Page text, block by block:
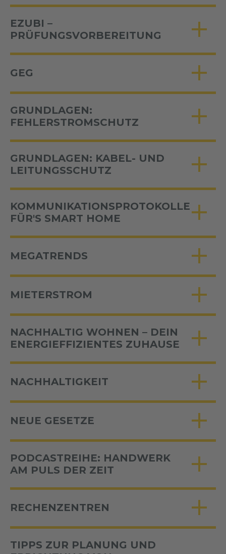
EZUBI –
PRÜFUNGSVORBEREITUNG
GEG
GRUNDLAGEN:
FEHLERSTROMSCHUTZ
GRUNDLAGEN: KABEL- UND
LEITUNGSSCHUTZ
KOMMUNIKATIONSPROTOKOLLE
FÜR'S SMART HOME
MEGATRENDS
MIETERSTROM
NACHHALTIG WOHNEN – DEIN
ENERGIEFFIZIENTES ZUHAUSE
NACHHALTIGKEIT
NEUE GESETZE
PODCASTREIHE: HANDWERK
AM PULS DER ZEIT
RECHENZENTREN
TIPPS ZUR PLANUNG UND